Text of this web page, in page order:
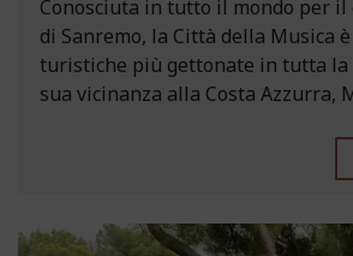
Conosciuta in tutto il mondo per il
di Sanremo, la Città della Musica
turistiche più gettonate in tutta la
sua vicinanza alla Costa Azzurra,